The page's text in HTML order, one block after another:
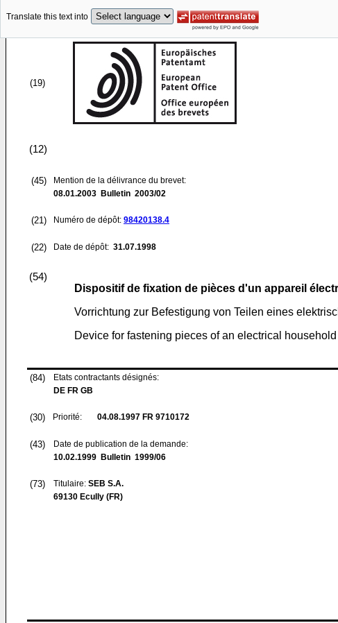
Translate this text into
(19)
(12)
(45)
Mention de la délivrance du brevet:
08.01.2003 Bulletin 2003/02
(21) Numéro de dépôt: 98420138.4
(22) Date de dépôt: 31.07.1998
(54)
Dispositif de fixation de pièces d'un appareil
Vorrichtung zur Befestigung von Teilen eines
Device for fastening pieces of an electrical
(84)
Etats contractants désignés:
DE FR GB
(30) Priorité: 04.08.1997 FR 9710172
(43)
Date de publication de la demande:
10.02.1999 Bulletin 1999/06
(73) Titulaire: SEB S.A.
69130 Ecully (FR)